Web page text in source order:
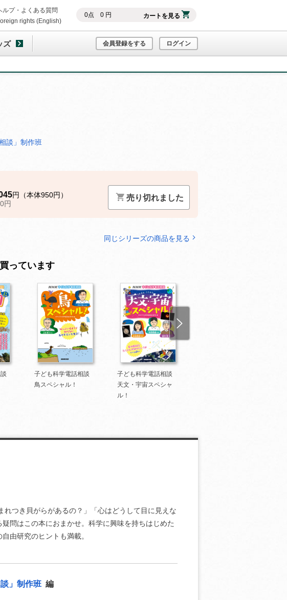
0点 0円 カートを見る
ルプ・よくある質問
rights (English)
ズ 会員登録をする ログイン
談」制作班
円（本体950円）
円
売り切れました
同じシリーズの商品を見る
っています
談
子ども科学電話相談
鳥スペシャル！
子ども科学電話相談
天文・宇宙スペシャ
ル！
れつき貝がらがあるの？」「心はどうして目に見えな
問はこの本におまかせ。科学に興味を持ちはじめた
由研究のヒントも満載。
」制作班 編